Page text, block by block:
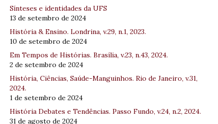
Sínteses e identidades da UFS
13 de setembro de 2024
História & Ensino. Londrina, v.29, n.1, 2023.
10 de setembro de 2024
Em Tempos de Histórias. Brasília, v.23, n.43, 2024.
2 de setembro de 2024
História, Ciências, Saúde-Manguinhos. Rio de Janeiro, v.31,
2024.
1 de setembro de 2024
História Debates e Tendências. Passo Fundo, v.24, n.2, 2024.
31 de agosto de 2024